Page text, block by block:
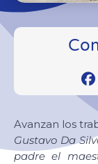
Avanzan los
Gustavo Da
padre el